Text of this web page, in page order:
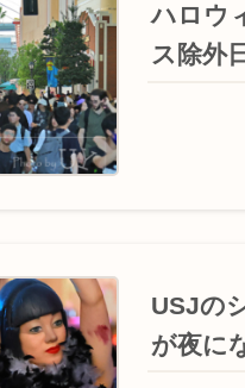
ハロウ
ス除外
USJの
が夜に